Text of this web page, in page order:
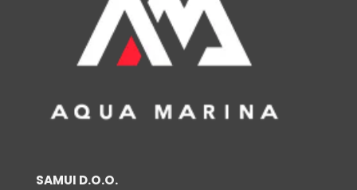
SAMUI D.O.O.